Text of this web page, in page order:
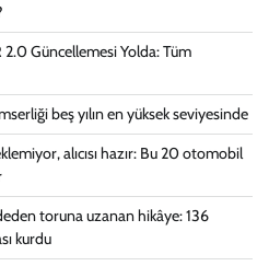
2.0 Güncellemesi Yolda: Tüm
beş yılın en yüksek seviyesinde
alıcısı hazır: Bu 20 otomobil
toruna uzanan hikâye: 136
kurdu